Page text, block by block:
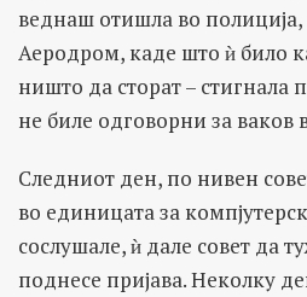
веднаш отишла во полиција,
Аеродром, каде што ѝ било
ништо да сторат – стигнала
не биле одговорни за
Следниот ден, по нивен
во единицата за
сослушале, ѝ дале совет да
поднесе пријава. Неколку